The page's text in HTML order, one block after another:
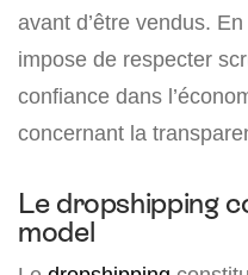
avant d’être vendus.
impose de respecter
confiance dans
concernant la
Le dropshipping
model